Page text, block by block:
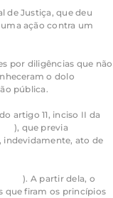
de Justiça, que deu
ação contra um
por diligências que não
o dolo
pública.
artigo 11, inciso II da
), que previa
indevidamente, ato de
2021). A partir dela, o
que firam os princípios